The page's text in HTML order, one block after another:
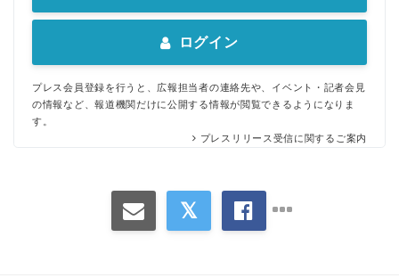
ログイン
プレス会員登録を行うと、広報担当者の連絡先や、イベント・記者会見
の情報など、報道機関だけに公開する情報が閲覧できるようになりま
す。
プレスリリース受信に関するご案内